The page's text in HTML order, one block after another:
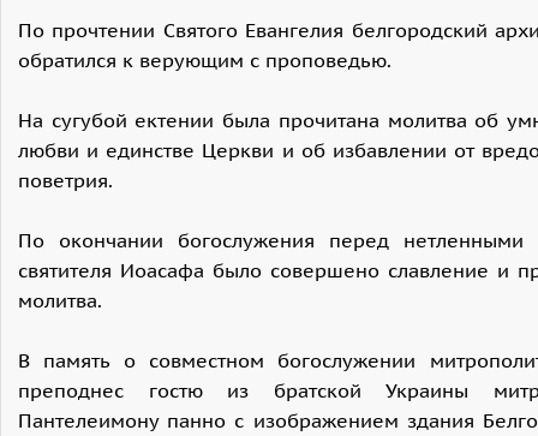
По прочтении Святого Евангелия белгородский
обратился к верующим с проповедью.
На сугубой ектении была прочитана молитва об
любви и единстве Церкви и об избавлении от
поветрия.
По окончании богослужения перед
святителя Иоасафа было совершено славление и
молитва.
В память о совместном богослужении
преподнес гостю из братской Украины
Пантелеимону панно с изображением здания